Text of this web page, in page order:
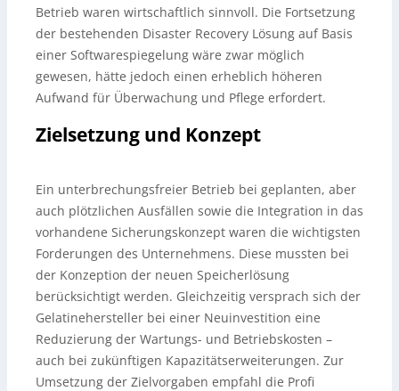
Betrieb waren wirtschaftlich sinnvoll. Die Fortsetzung
der bestehenden Disaster Recovery Lösung auf Basis
einer Softwarespiegelung wäre zwar möglich
gewesen, hätte jedoch einen erheblich höheren
Aufwand für Überwachung und Pflege erfordert.
Zielsetzung und Konzept
Ein unterbrechungsfreier Betrieb bei geplanten, aber
auch plötzlichen Ausfällen sowie die Integration in das
vorhandene Sicherungskonzept waren die wichtigsten
Forderungen des Unternehmens. Diese mussten bei
der Konzeption der neuen Speicherlösung
berücksichtigt werden. Gleichzeitig versprach sich der
Gelatinehersteller bei einer Neuinvestition eine
Reduzierung der Wartungs- und Betriebskosten –
auch bei zukünftigen Kapazitätserweiterungen. Zur
Umsetzung der Zielvorgaben empfahl die Profi